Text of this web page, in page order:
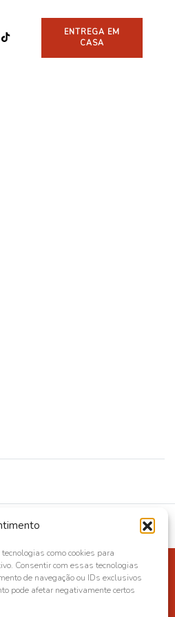
como cookies para
Consentir com essas tecnologias
de navegação ou IDs exclusivos
pode afetar negativamente certos
ENTREGA EM
CASA